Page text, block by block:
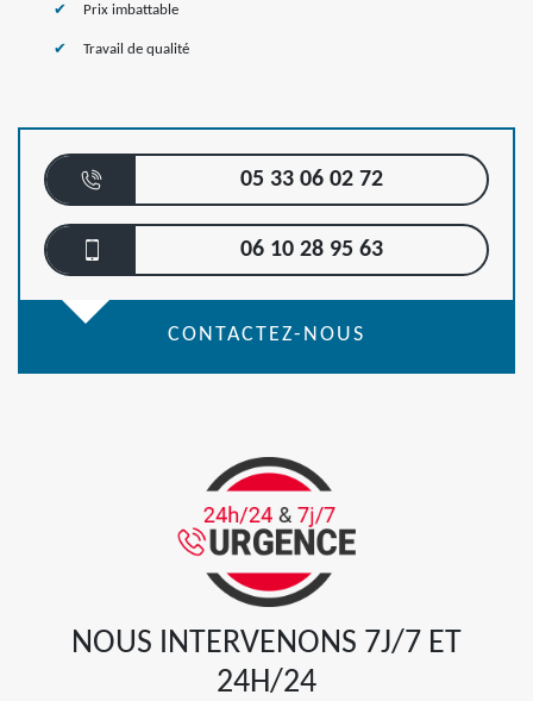
Prix imbattable
Travail de qualité
05 33 06 02 72
06 10 28 95 63
CONTACTEZ-NOUS
NOUS INTERVENONS 7J/7 ET
24H/24